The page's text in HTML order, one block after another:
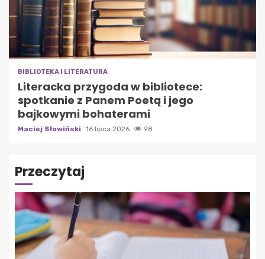
BIBLIOTEKA I LITERATURA
Literacka przygoda w bibliotece:
spotkanie z Panem Poetą i jego
bajkowymi bohaterami
Maciej Słowiński 16 lipca 2026 98
Przeczytaj